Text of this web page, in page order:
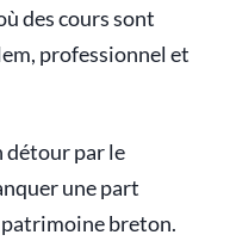
des cours sont
professionnel et
détour par le
une part
breton.